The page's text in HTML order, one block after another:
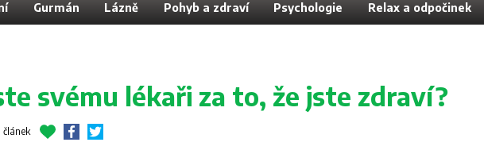
Gurmán Lázně Pohyb a zdraví Psychologie Relax a odpočinek
svému lékaři za to, že jste zdraví?
článek